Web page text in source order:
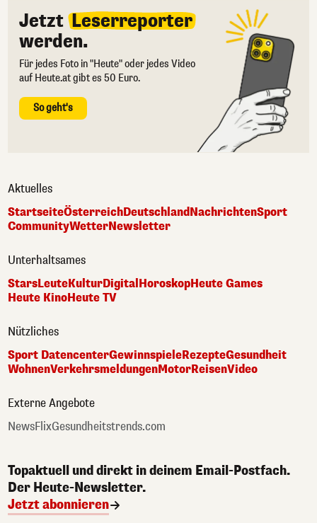
Jetzt Leserreporter
werden.
Für jedes Foto in "Heute" oder jedes Video
auf Heute.at gibt es 50 Euro.
So geht's
Aktuelles
StartseiteÖsterreichDeutschlandNachrichtenSport
CommunityWetterNewsletter
Unterhaltsames
StarsLeuteKulturDigitalHoroskopHeute Games
Heute KinoHeute TV
Nützliches
Sport DatencenterGewinnspieleRezepteGesundheit
WohnenVerkehrsmeldungenMotorReisenVideo
Externe Angebote
NewsFlixGesundheitstrends.com
Topaktuell und direkt in deinem Email-Postfach.
Der Heute-Newsletter.
Jetzt abonnieren